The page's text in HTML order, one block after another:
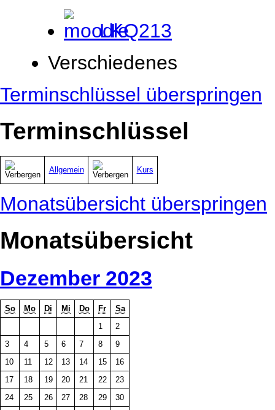
LKQ213
Verschiedenes
Terminschlüssel überspringen
Terminschlüssel
Allgemein Kurs
Monatsübersicht überspringen
Monatsübersicht
Dezember 2023
So Mo Di Mi Do Fr
Sa
1
2
3
4 5 6 7 8
9
10
11 12 13 14 15
16
17
18 19 20 21 22
23
24
25 26 27 28 29
30